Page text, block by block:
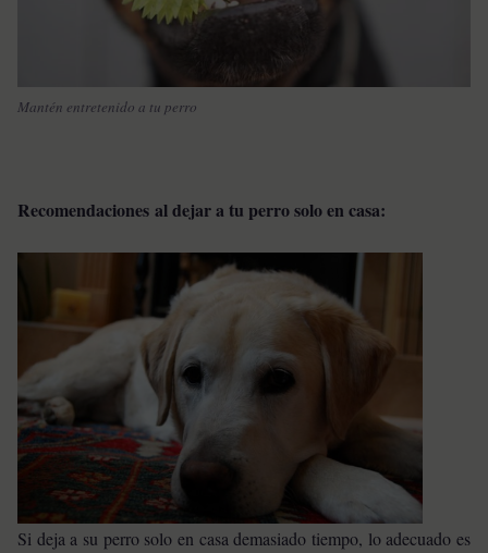
Mantén entretenido a tu perro
Recomendaciones al dejar a tu perro solo en casa:
Si deja a su perro solo en casa demasiado tiempo, lo adecuado es